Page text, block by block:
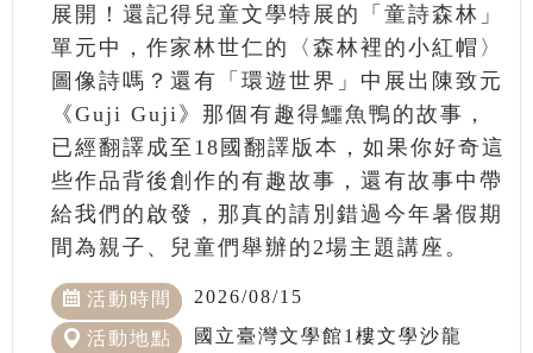
展開！還記得兒童文學特展的「童詩森林」
單元中，作家林世仁的〈森林裡的小紅帽〉
圖像詩嗎？還有「環遊世界」中展出陳致元
《Guji Guji》那個有趣得鱷魚鴨的故事，
已經翻譯成至18國翻譯版本，如果你好奇這
些作品背後創作的有趣故事，還有故事中帶
給我們的啟發，那真的請別錯過今年暑假期
間為親子、兒童們舉辦的2場主題講座。
活動時間 2026/08/15
活動地點 國立臺灣文學館1樓文學沙龍